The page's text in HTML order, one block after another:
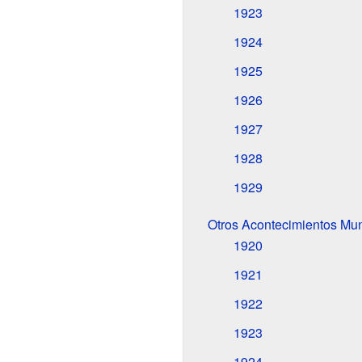
1923
1924
1925
1926
1927
1928
1929
Otros Acontecimientos
1920
1921
1922
1923